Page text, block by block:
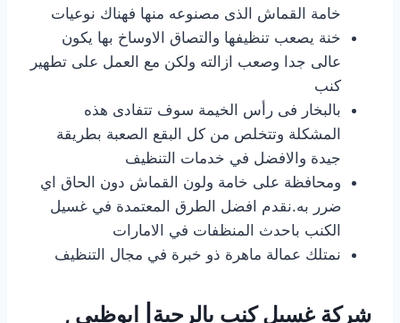
خامة القماش الذى مصنوعه منها فهناك نوعيات
خنة يصعب تنظيفها والتصاق الاوساخ بها يكون
عالى جدا وصعب ازالته ولكن مع العمل على تطهير
كنب
بالبخار فى رأس الخيمة سوف تتفادى هذه
المشكلة وتتخلص من كل البقع الصعبة بطريقة
جيدة والافضل في خدمات التنظيف
ومحافظة على خامة ولون القماش دون الحاق اي
ضرر به.نقدم افضل الطرق المعتمدة في غسيل
الكنب باحدث المنظفات في الامارات
نمتلك عمالة ماهرة ذو خبرة في مجال التنظيف
شركة غسيل كنب بالرحبة| ابوظبي ,